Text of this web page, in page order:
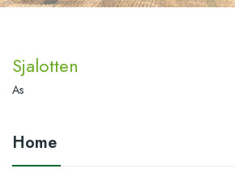
Home
Sjalotten
As